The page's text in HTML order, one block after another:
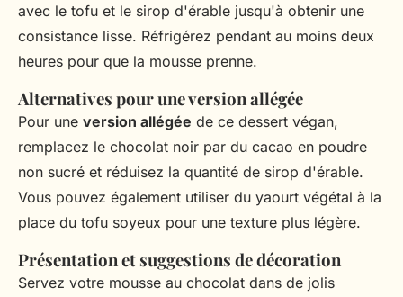
avec le tofu et le sirop d'érable jusqu'à obtenir une
consistance lisse. Réfrigérez pendant au moins deux
heures pour que la mousse prenne.
Alternatives pour une version allégée
Pour une version allégée de ce dessert végan,
remplacez le chocolat noir par du cacao en poudre
non sucré et réduisez la quantité de sirop d'érable.
Vous pouvez également utiliser du yaourt végétal à la
place du tofu soyeux pour une texture plus légère.
Présentation et suggestions de décoration
Servez votre mousse au chocolat dans de jolis